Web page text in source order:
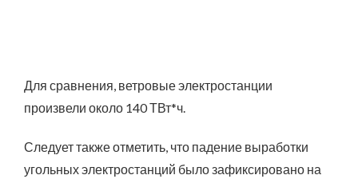
Для сравнения, ветровые электростанции
произвели около 140 ТВт*ч.
Следует также отметить, что падение выработки
угольных электростанций было зафиксировано на